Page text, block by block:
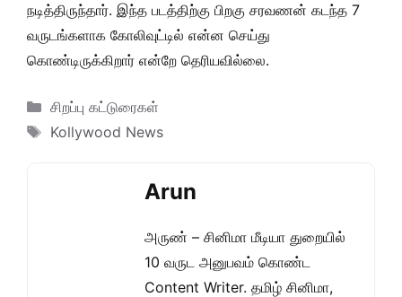
நடித்திருந்தார். இந்த படத்திற்கு பிறகு சரவணன் கடந்த 7
வருடங்களாக கோலிவுட்டில் என்ன செய்து
கொண்டிருக்கிறார் என்றே தெரியவில்லை.
Categories
சிறப்பு கட்டுரைகள்
Tags
Kollywood News
Arun
அருண் – சினிமா மீடியா துறையில்
10 வருட அனுபவம் கொண்ட
Content Writer. தமிழ் சினிமா,